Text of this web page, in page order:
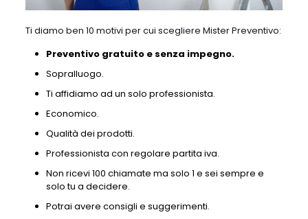
Ti diamo ben 10 motivi per cui scegliere Mister Preventivo:
Preventivo gratuito e senza impegno.
Sopralluogo.
Ti affidiamo ad un solo professionista.
Economico.
Qualità dei prodotti.
Professionista con regolare partita iva.
Non ricevi 100 chiamate ma solo 1 e sei sempre e
solo tu a decidere.
Potrai avere consigli e suggerimenti.